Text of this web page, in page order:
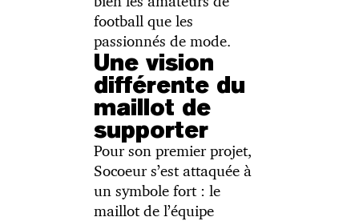
football que les
passionnés de mode.
Une vision
différente du
maillot de
supporter
Pour son premier projet,
Socoeur s’est attaquée à
un symbole fort : le
maillot de l’équipe